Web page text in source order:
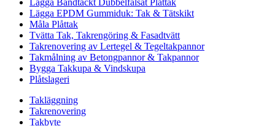
Lägga Bandtäckt Dubbelfalsat Plåttak
Lägga EPDM Gummiduk: Tak & Tätskikt
Måla Plåttak
Tvätta Tak, Takrengöring & Fasadtvätt
Takrenovering av Lertegel & Tegeltakpannor
Takmålning av Betongpannor & Takpannor
Bygga Takkupa & Vindskupa
Plåtslageri
Takläggning
Takrenovering
Takbyte